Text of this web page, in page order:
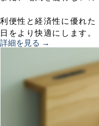
利便性と経済性に優れ
日をより快適にします。
詳細を見る →